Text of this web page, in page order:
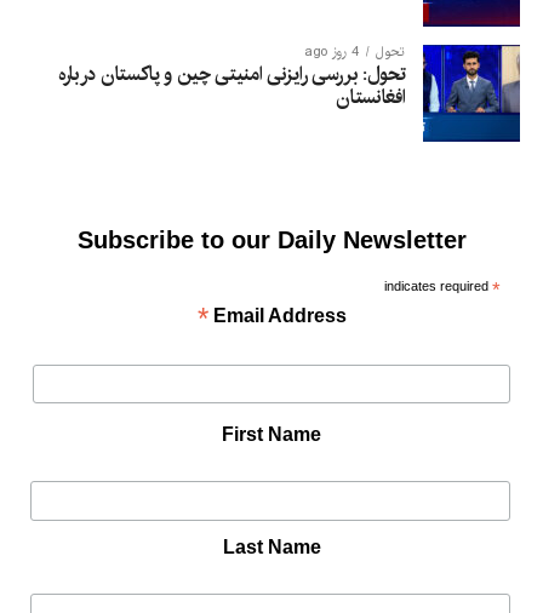
تحول 4 روز ago
تحول: بررسی رایزنی امنیتی چین و پاکستان درباره
افغانستان
Subscribe to our Daily Newsletter
*
indicates required
Email Address
*
First Name
Last Name